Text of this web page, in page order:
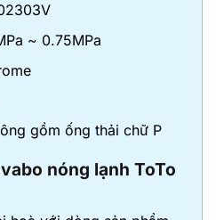
~ 0.75MPa
gồm ống thải chữ P
nóng lạnh ToTo